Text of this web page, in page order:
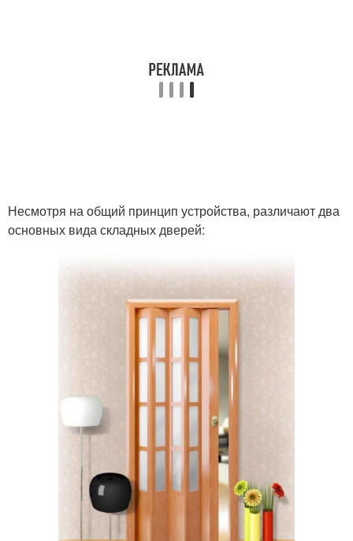
Несмотря на общий принцип устройства, различают два
основных вида складных дверей: